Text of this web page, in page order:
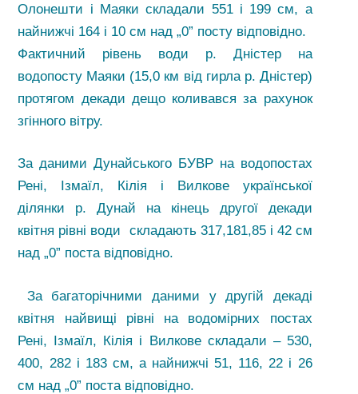
Олонешти і Маяки складали 551 і 199 см, а
найнижчі 164 і 10 см над „0” посту відповідно.
Фактичний рівень води р. Дністер на
водопосту Маяки (15,0 км від гирла р. Дністер)
протягом декади дещо коливався за рахунок
згінного вітру.
За даними Дунайського БУВР на водопостах
Рені, Ізмаїл, Кілія і Вилкове української
ділянки р. Дунай на кінець другої декади
квітня рівні води складають 317,181,85 і 42 см
над „0” поста відповідно.
За багаторічними даними у другій декаді
квітня найвищі рівні на водомірних постах
Рені, Ізмаїл, Кілія і Вилкове складали – 530,
400, 282 і 183 см, а найнижчі 51, 116, 22 і 26
см над „0” поста відповідно.